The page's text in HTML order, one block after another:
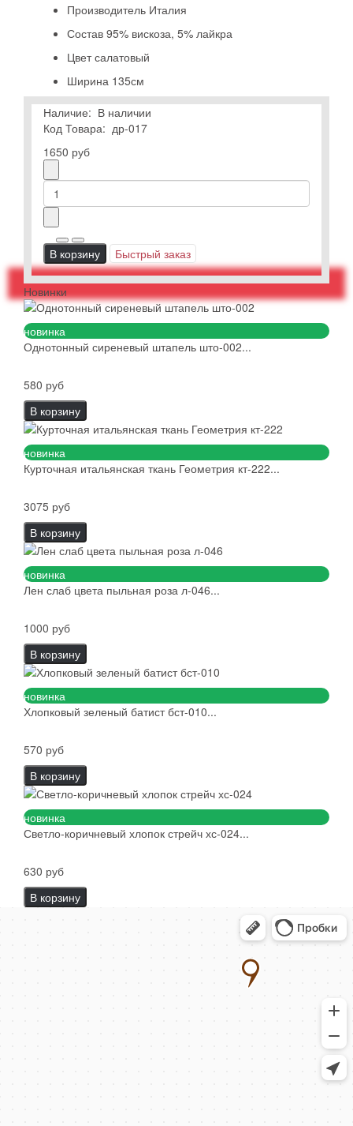
Производитель Италия
Состав 95% вискоза, 5% лайкра
Цвет салатовый
Ширина 135см
Наличие: В наличии
Код Товара: др-017
1650 руб
В корзину Быстрый заказ
Новинки
новинка
Однотонный сиреневый штапель што-002...
580 руб
В корзину
новинка
Курточная итальянская ткань Геометрия кт-222...
3075 руб
В корзину
новинка
Лен слаб цвета пыльная роза л-046...
1000 руб
В корзину
новинка
Хлопковый зеленый батист бст-010...
570 руб
В корзину
новинка
Светло-коричневый хлопок стрейч хс-024...
630 руб
В корзину